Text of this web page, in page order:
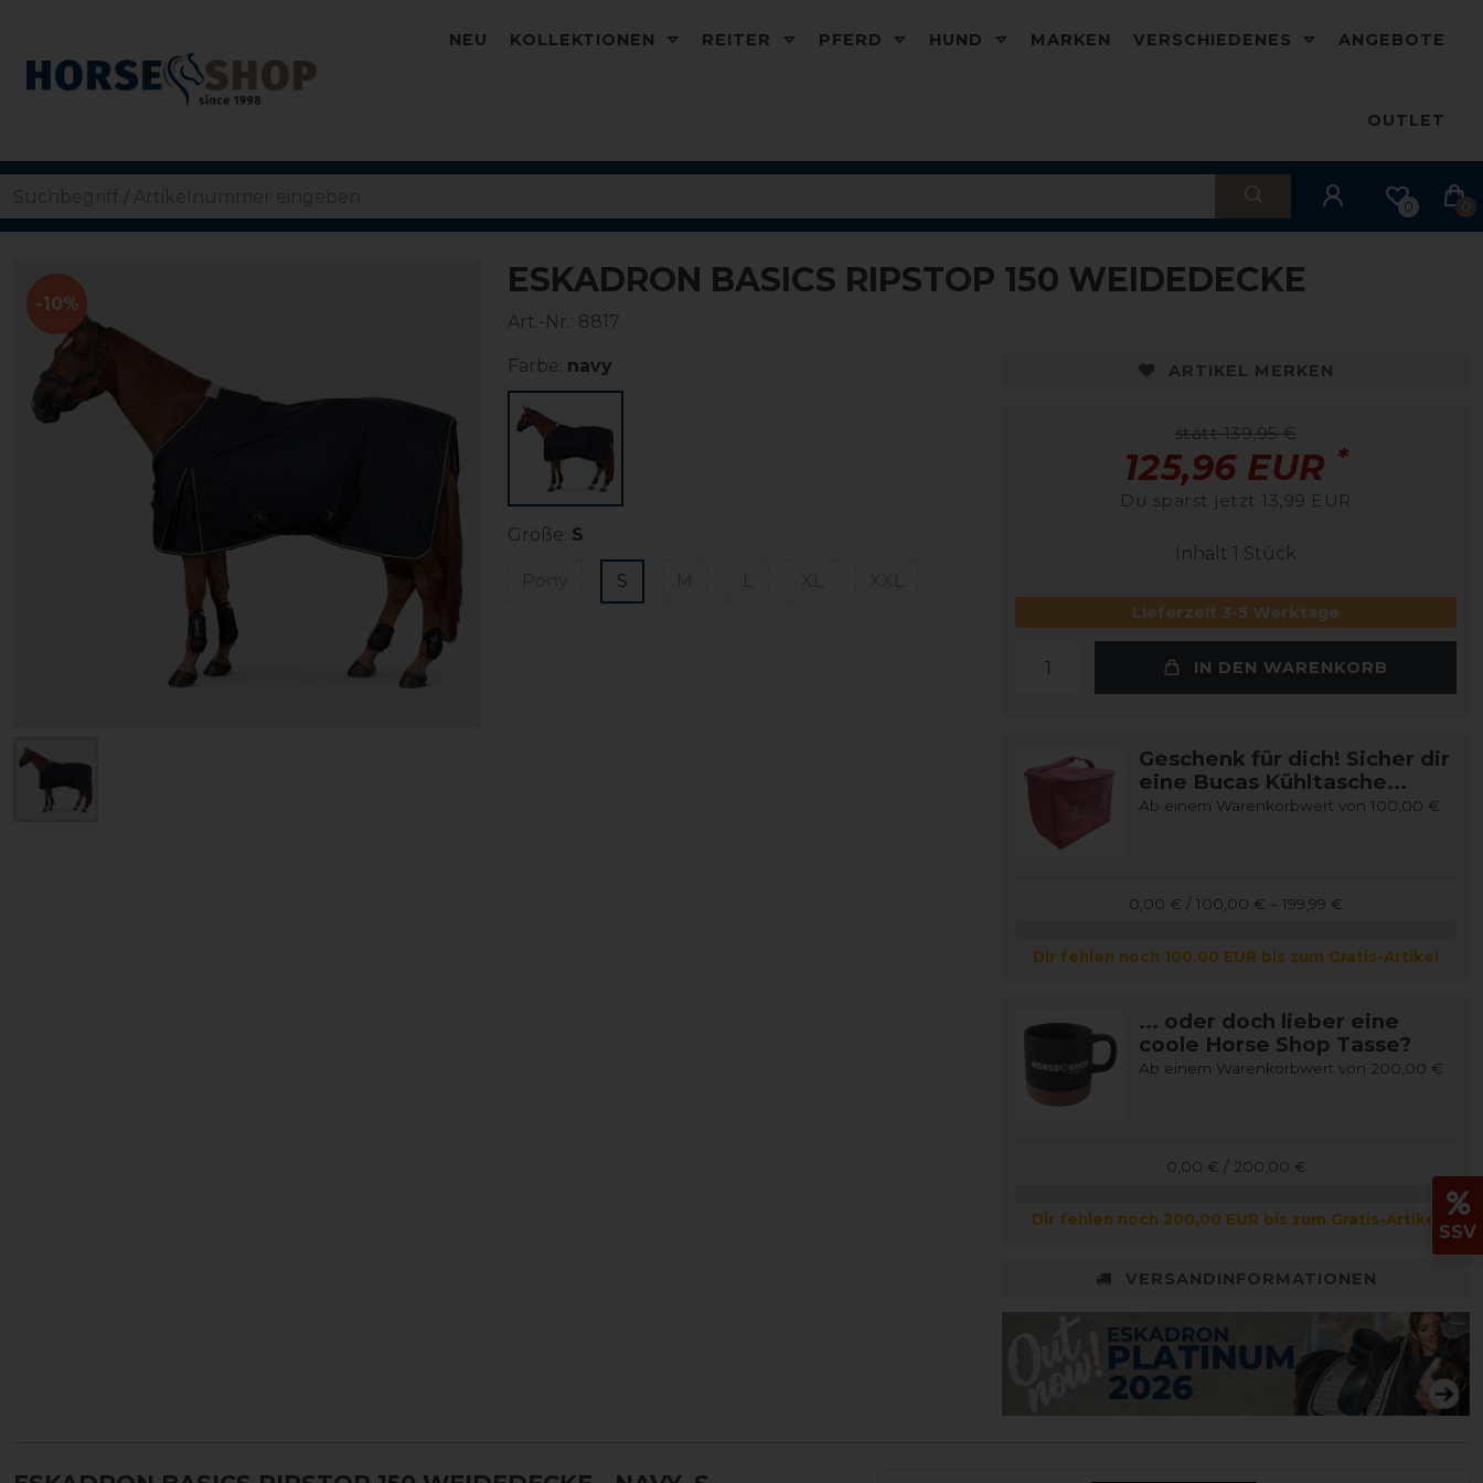
NEU KOLLEKTIONEN REITER PFERD HUND MARKEN VERSCHIEDENES ANGEBOTE
OUTLET
0 0
-10%
ESKADRON BASICS RIPSTOP 150 WEIDEDECKE
Art.-Nr.: 8817
Farbe: navy
Größe: S
S
ARTIKEL MERKEN
statt 139,95 €
125,96 EUR *
Du sparst jetzt 13,99 EUR
Inhalt 1 Stück
Lieferzeit 3-5 Werktage
IN DEN WARENKORB
Geschenk für dich! Sicher dir
eine Bucas Kühltasche...
Ab einem Warenkorbwert von 100,00 €
0,00 € / 100,00 € – 199,99 €
Dir fehlen noch 100,00 EUR bis zum Gratis-Artikel
... oder doch lieber eine
coole Horse Shop Tasse?
Ab einem Warenkorbwert von 200,00 €
0,00 € / 200,00 €
Dir fehlen noch 200,00 EUR bis zum Gratis-Artikel
VERSANDINFORMATIONEN
SSV